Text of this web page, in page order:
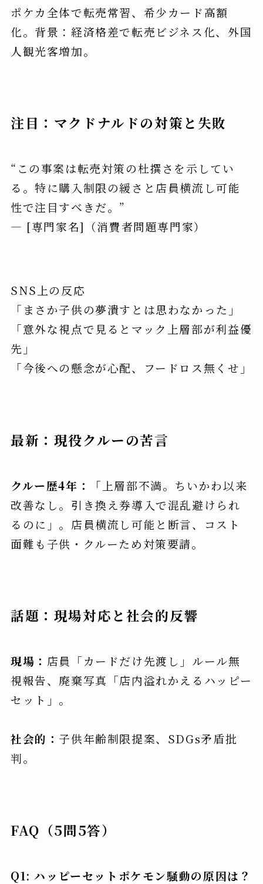
ポケカ全体で転売常習、希少カード高額
化。背景：経済格差で転売ビジネス化、外国
人観光客増加。
注目：マクドナルドの対策と失敗
“この事案は転売対策の杜撰さを示してい
る。特に購入制限の緩さと店員横流し可能
性で注目すべきだ。”
— [専門家名]（消費者問題専門家）
SNS上の反応
「まさか子供の夢潰すとは思わなかった」
「意外な視点で見るとマック上層部が利益優
先」
「今後への懸念が心配、フードロス無くせ」
最新：現役クルーの苦言
クルー歴4年：
「上層部不満。ちいかわ以来
改善なし。引き換え券導入で混乱避けられ
るのに」。店員横流し可能と断言、コスト
面難も子供・クルーため対策要請。
話題：現場対応と社会的反響
現場： 店員「カードだけ先渡し」ルール無
視報告、廃棄写真「店内溢れかえるハッピー
セット」。
社会的： 子供年齢制限提案、SDGs矛盾批
判。
FAQ（5問5答）
Q1: ハッピーセットポケモン騒動の原因は？